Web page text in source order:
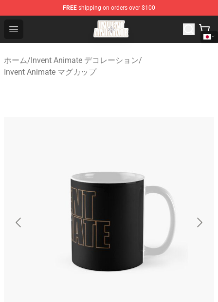
FREE shipping on orders over $100
Open menu
Invent Animate Shop - Official Invent Animate
ホーム/Invent Animate デコレーション/
Invent Animate マグカップ